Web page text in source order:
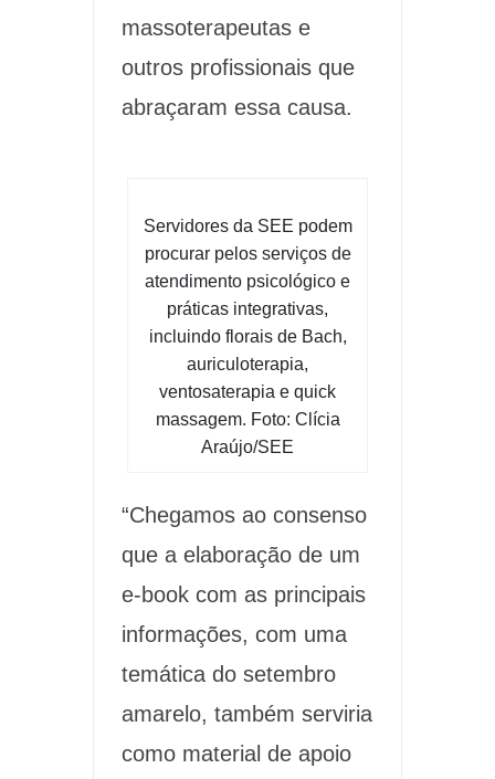
massoterapeutas e
outros profissionais que
abraçaram essa causa.
Servidores da SEE podem
procurar pelos serviços de
atendimento psicológico e
práticas integrativas,
incluindo florais de Bach,
auriculoterapia,
ventosaterapia e quick
massagem. Foto: Clícia
Araújo/SEE
“Chegamos ao consenso
que a elaboração de um
e-book com as principais
informações, com uma
temática do setembro
amarelo, também serviria
como material de apoio